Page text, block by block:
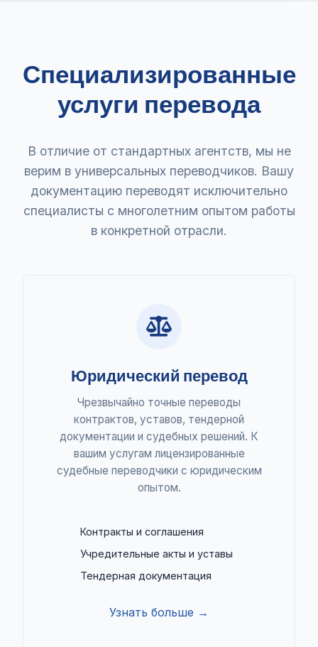
Специализированные
услуги перевода
В отличие от стандартных агентств, мы не
верим в универсальных переводчиков. Вашу
документацию переводят исключительно
специалисты с многолетним опытом работы
в конкретной отрасли.
Юридический перевод
Чрезвычайно точные переводы
контрактов, уставов, тендерной
документации и судебных решений. К
вашим услугам лицензированные
судебные переводчики с юридическим
опытом.
Контракты и соглашения
Учредительные акты и уставы
Тендерная документация
Узнать больше →